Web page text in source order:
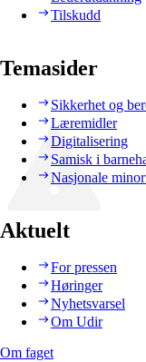
Tilskudd
Temasider
Sikkerhet og
Læremidler
Digitalisering
Samisk i
Nasjonale
Aktuelt
For pressen
Høringer
Nyhetsvarsel
Om Udir
Om faget